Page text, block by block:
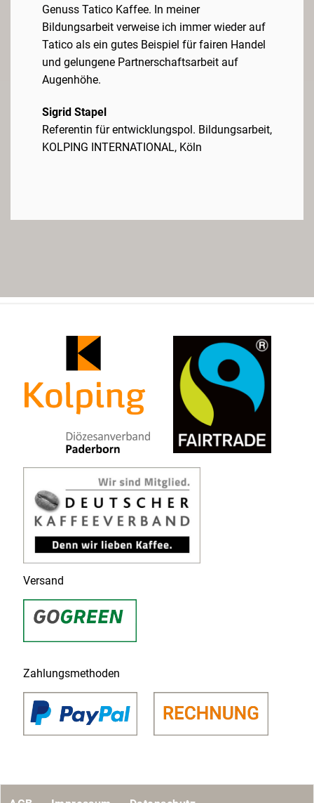
Genuss Tatico Kaffee. In meiner
Bildungsarbeit verweise ich immer wieder auf
Tatico als ein gutes Beispiel für fairen Handel
und gelungene Partnerschaftsarbeit auf
Augenhöhe.
Sigrid Stapel
Referentin für entwicklungspol. Bildungsarbeit,
KOLPING INTERNATIONAL, Köln
Versand
Zahlungsmethoden